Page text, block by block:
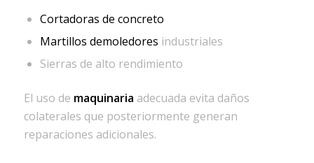
Cortadoras de concreto
Martillos demoledores industriales
Sierras de alto rendimiento
El uso de maquinaria adecuada evita daños
colaterales que posteriormente generan
reparaciones adicionales.